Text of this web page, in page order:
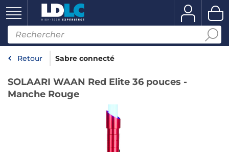
Retour Sabre connecté
SOLAARI WAAN Red Elite 36 pouces -
Manche Rouge